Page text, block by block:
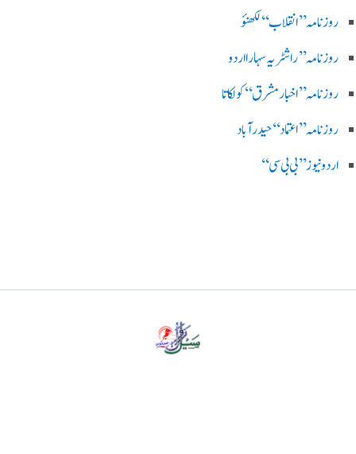
روزنامہ ’’ انقلاب‘‘ لکھنؤ
روز نامہ ’’راشٹریہ سہارا اردو
روزنامہ ’’اخبارمشرق‘‘ کولکاتا
روزنامہ ’’اعتماد‘‘ حیدرآباد
اردو نیوز ’’بی بی سی‘‘